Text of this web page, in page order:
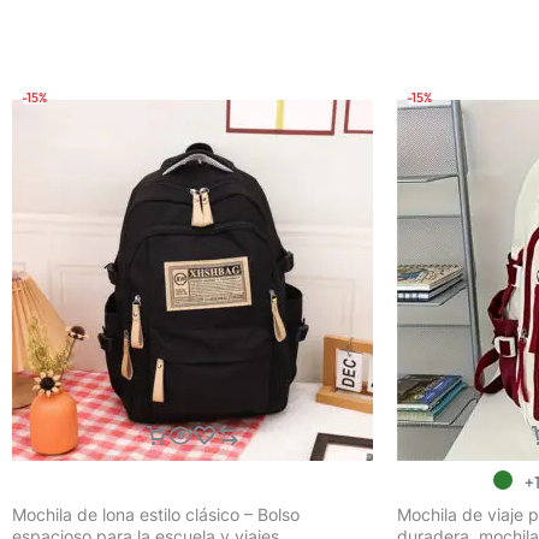
-15%
Mochila de lona estilo clásico – Bolso
-15%
+1
Mochila de viaje